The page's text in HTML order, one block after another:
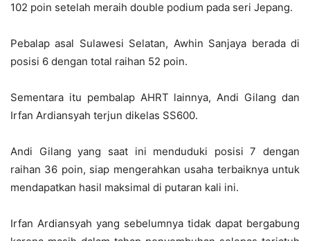
102 poin setelah meraih double podium pada seri Jepang.
Pebalap asal Sulawesi Selatan, Awhin Sanjaya berada di
posisi 6 dengan total raihan 52 poin.
Sementara itu pembalap AHRT lainnya, Andi Gilang dan
Irfan Ardiansyah terjun dikelas SS600.
Andi Gilang yang saat ini menduduki posisi 7 dengan
raihan 36 poin, siap mengerahkan usaha terbaiknya untuk
mendapatkan hasil maksimal di putaran kali ini.
Irfan Ardiansyah yang sebelumnya tidak dapat bergabung